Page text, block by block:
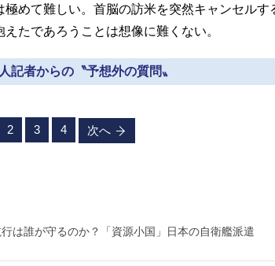
めて難しい。首脳の訪米を突然キャンセルす
たであろうことは想像に難くない。
記者からの〝予想外の質問〟
2 3 4 次へ
は誰が守るのか？「資源小国」日本の自衛艦派遣